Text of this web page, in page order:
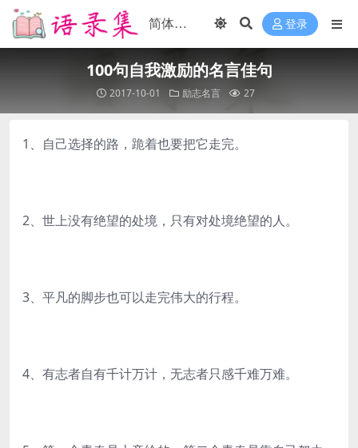
登录
100句自我激励的名言佳句
2017-10-01 励志名言 27
1、自己选择的路，跪着也要把它走完。
2、世上没有绝望的处境，只有对处境绝望的人。
3、平凡的脚步也可以走完伟大的行程。
4、有志者自有千计万计，无志者只感千难万难。